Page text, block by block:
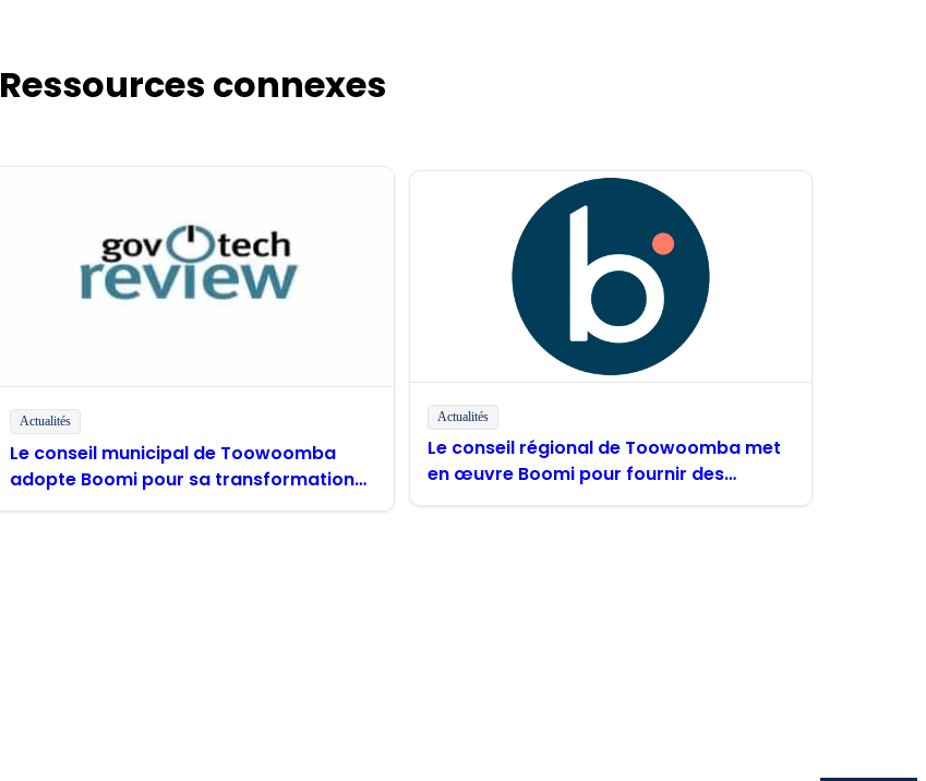
Ressources connexes
Actualités
Le conseil municipal de Toowoomba
adopte Boomi pour sa transformation
numérique
Actualités
Le conseil régional de Toowoomba met
en œuvre Boomi pour fournir des
"services numériques".